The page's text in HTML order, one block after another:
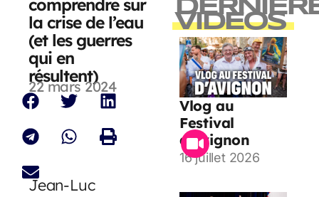
comprendre sur
la crise de l’eau
(et les guerres
qui en
résultent)
22 mars 2024
Jean-Luc
VIDEOS
Vlog au
Festival
d’Avignon
16 juillet 2026